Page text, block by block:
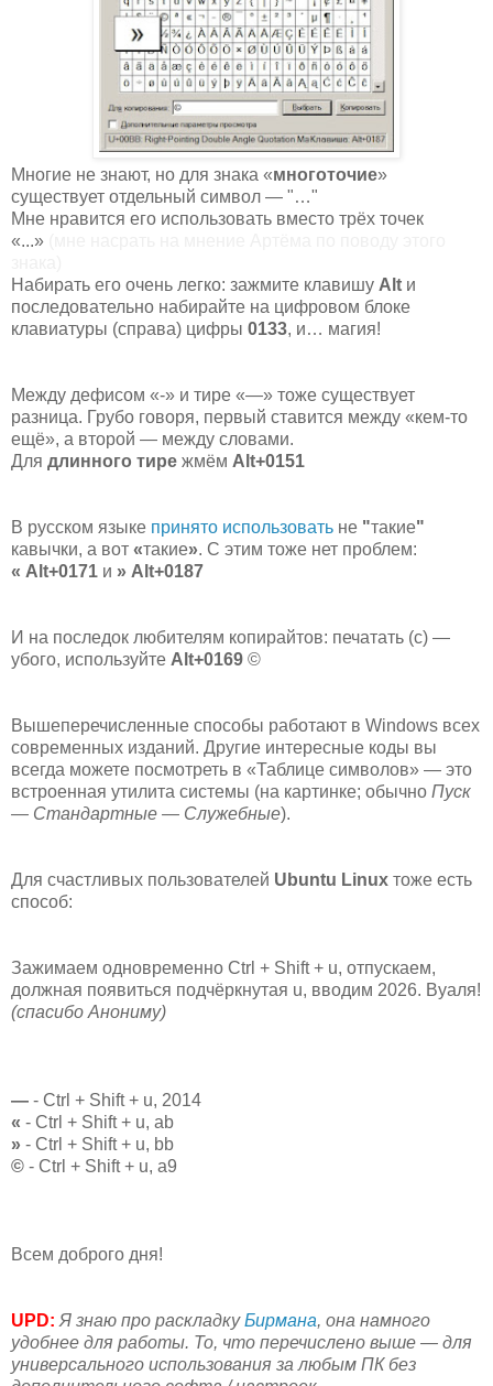
Многие не знают, но для знака «многоточие»
существует отдельный символ — "…"
Мне нравится его использовать вместо трёх точек
«...»
Набирать его очень легко: зажмите клавишу Alt и
последовательно набирайте на цифровом блоке
клавиатуры (справа) цифры 0133, и… магия!
Между дефисом «-» и тире «—» тоже существует
разница. Грубо говоря, первый ставится между «кем-то
ещё», а второй — между словами.
Для длинного тире жмём Alt+0151
В русском языке принято использовать не "такие"
кавычки, а вот «такие». С этим тоже нет проблем:
« Alt+0171 и » Alt+0187
И на последок любителям копирайтов: печатать (с) —
убого, используйте Alt+0169 ©
Вышеперечисленные способы работают в Windows всех
современных изданий. Другие интересные коды вы
всегда можете посмотреть в «Таблице символов» — это
встроенная утилита системы (на картинке; обычно Пуск
— Стандартные — Служебные).
Для счастливых пользователей Ubuntu Linux тоже есть
способ:
Зажимаем одновременно Ctrl + Shift + u, отпускаем,
должная появиться подчёркнутая u, вводим 2026. Вуаля!
(спасибо Анониму)
— - Ctrl + Shift + u, 2014
« - Ctrl + Shift + u, ab
» - Ctrl + Shift + u, bb
© - Ctrl + Shift + u, a9
Всем доброго дня!
UPD: Я знаю про раскладкуБирмана, она намного
удобнее для работы. То, что перечислено выше — для
универсального использования за любым ПК без